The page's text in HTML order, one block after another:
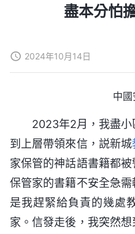
盡本分怕
2024年10月14日
中
2023年2月，我盡
到上層帶領來信，説新城
家保管的神話語書籍都
保管家的書籍不安全急
是我趕緊給負責的幾處
家。信發走後，我突然